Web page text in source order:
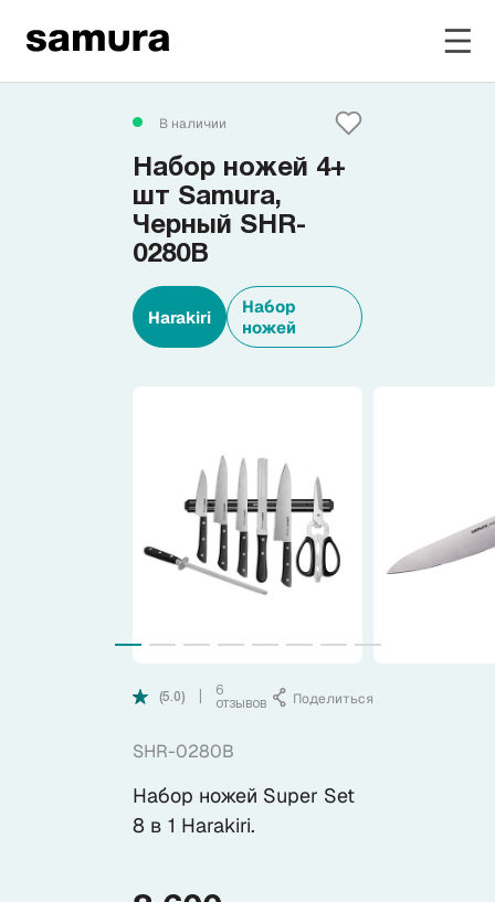
Избранное
Войти в личный кабинет
Смотреть весь каталог
Ножи по назначению
В наличии
Набор ножей 4+
шт Samura,
Черный SHR-
0280B
Harakiri
Набор
ножей
(5.0)
6
отзывов
Поделиться
SHR-0280B
Набор ножей Super Set
8 в 1 Harakiri.